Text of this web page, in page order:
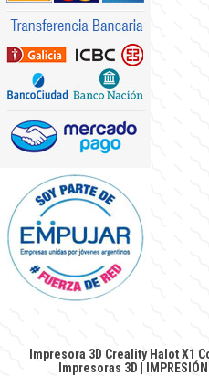
Impresora 3D Creality Halot X1
Impresoras 3D